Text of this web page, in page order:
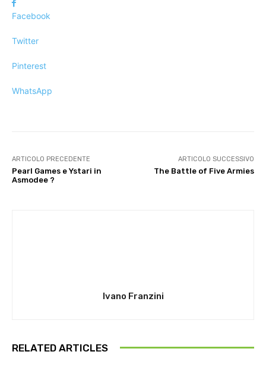
Facebook
Twitter
Pinterest
WhatsApp
ARTICOLO PRECEDENTE
Pearl Games e Ystari in
Asmodee ?
ARTICOLO SUCCESSIVO
The Battle of Five Armies
Ivano Franzini
RELATED ARTICLES